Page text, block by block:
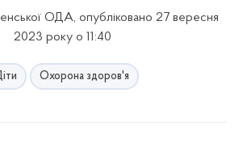
ОДА, опубліковано 27 вересня
2023 року о 11:40
Охорона здоров'я